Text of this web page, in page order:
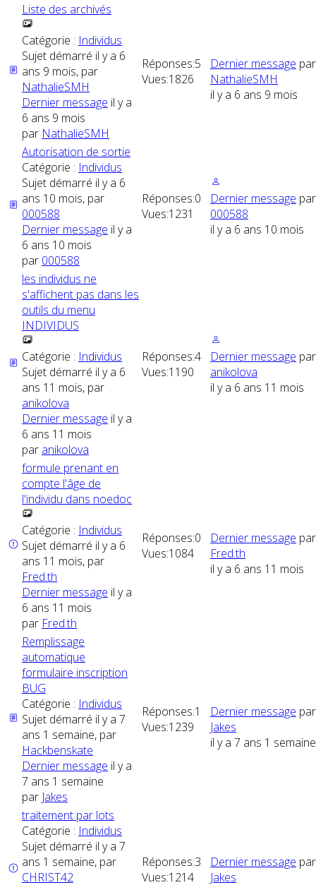
Liste des archivés
Catégorie : Individus
Sujet démarré il y a 6
ans 9 mois, par
NathalieSMH
Dernier message il y a
6 ans 9 mois
par NathalieSMH
Réponses:5
Vues:1826
Dernier message par
NathalieSMH
il y a 6 ans 9 mois
Autorisation de sortie
Catégorie : Individus
Sujet démarré il y a 6
ans 10 mois, par
000588
Dernier message il y a
6 ans 10 mois
par 000588
Réponses:0
Vues:1231
Dernier message par
000588
il y a 6 ans 10 mois
les individus ne
s'affichent pas dans les
outils du menu
INDIVIDUS
Catégorie : Individus
Sujet démarré il y a 6
ans 11 mois, par
anikolova
Dernier message il y a
6 ans 11 mois
par anikolova
Réponses:4
Vues:1190
Dernier message par
anikolova
il y a 6 ans 11 mois
formule prenant en
compte l'âge de
l'individu dans noedoc
Catégorie : Individus
Sujet démarré il y a 6
ans 11 mois, par
Fred.th
Dernier message il y a
6 ans 11 mois
par Fred.th
Réponses:0
Vues:1084
Dernier message par
Fred.th
il y a 6 ans 11 mois
Remplissage
automatique
formulaire inscription
BUG
Catégorie : Individus
Sujet démarré il y a 7
ans 1 semaine, par
Hackbenskate
Dernier message il y a
7 ans 1 semaine
par Jakes
Réponses:1
Vues:1239
Dernier message par
Jakes
il y a 7 ans 1 semaine
traitement par lots
Catégorie : Individus
Sujet démarré il y a 7
ans 1 semaine, par
CHRIST42
Réponses:3
Vues:1214
Dernier message par
Jakes